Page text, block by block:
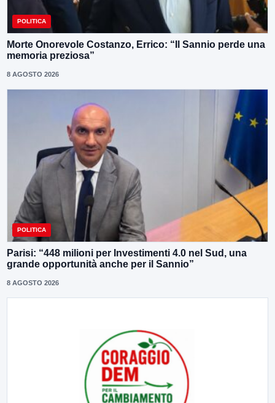
POLITICA
Morte Onorevole Costanzo, Errico: “Il Sannio perde una
memoria preziosa”
8 AGOSTO 2026
POLITICA
Parisi: “448 milioni per Investimenti 4.0 nel Sud, una
grande opportunità anche per il Sannio”
8 AGOSTO 2026